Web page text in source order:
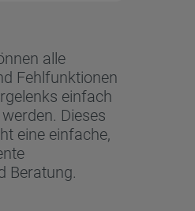
alle
Fehlfunktionen
einfach
Dieses
eine einfache,
Beratung.